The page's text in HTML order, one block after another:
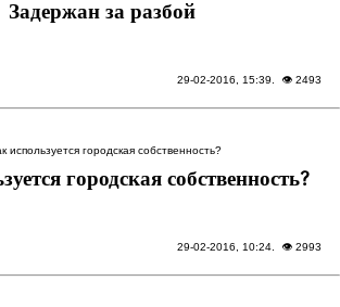
Задержан за разбой
29-02-2016, 15:39 . 👁 2493
городская собственность?
29-02-2016, 10:24. 👁 2993